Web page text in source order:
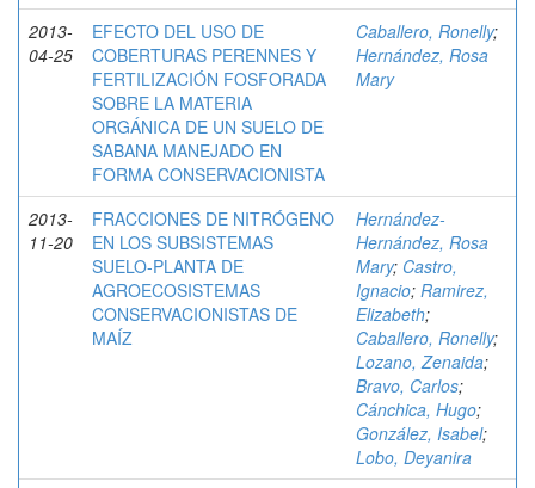
2013-
04-25
EFECTO DEL USO DE
COBERTURAS PERENNES Y
FERTILIZACIÓN FOSFORADA
SOBRE LA MATERIA
ORGÁNICA DE UN SUELO DE
SABANA MANEJADO EN
FORMA CONSERVACIONISTA
Caballero, Ronelly;
Hernández, Rosa
Mary
2013-
11-20
FRACCIONES DE NITRÓGENO
EN LOS SUBSISTEMAS
SUELO-PLANTA DE
AGROECOSISTEMAS
CONSERVACIONISTAS DE
MAÍZ
Hernández-
Hernández, Rosa
Mary; Castro,
Ignacio; Ramirez,
Elizabeth;
Caballero, Ronelly;
Lozano, Zenaida;
Bravo, Carlos;
Cánchica, Hugo;
González, Isabel;
Lobo, Deyanira